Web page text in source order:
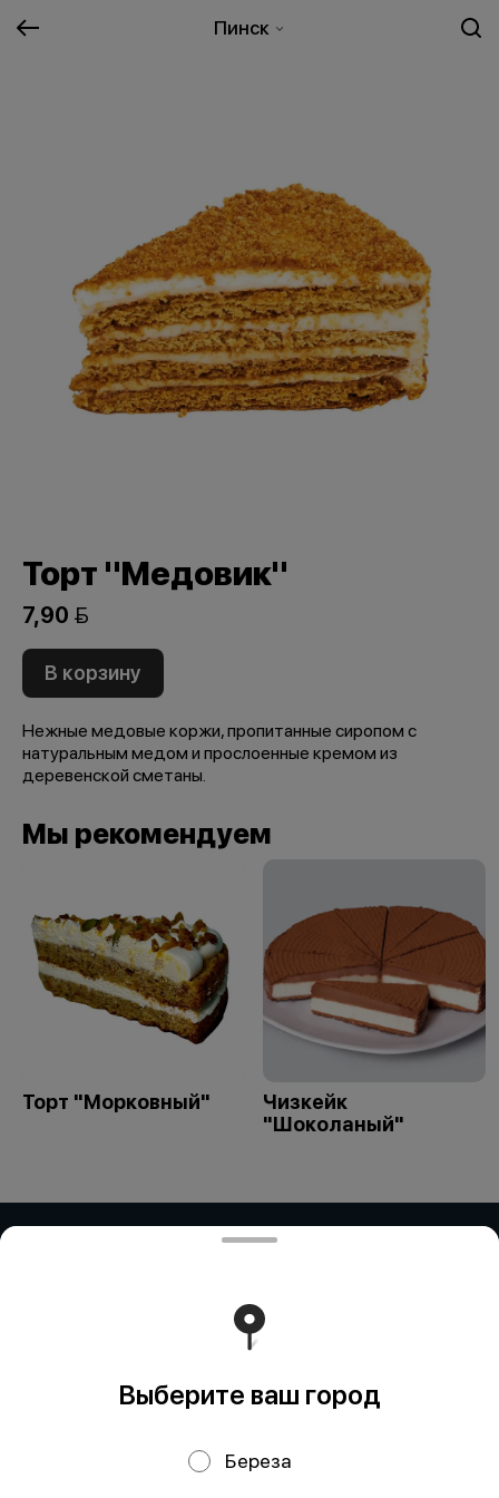
Пинск
Торт "Медовик"
7,90 
В корзину
Нежные медовые коржи, пропитанные сиропом с
натуральным медом и прослоенные кремом из
деревенской сметаны.
Мы рекомендуем
Торт "Морковный"
Чизкейк
"Шоколаный"
ЧАСТНОЕ ПРЕДПРИЯТИЕ "ПРИМАР
БЕЛАРУСЬ, БРЕСТСКАЯ ОБЛ., Г. ПИНСК, УЛ.
РОКОССОВСКОГО, ДОМ 23Д/2, 225715 УНП: 291838328
"Карт-счет: BY59ALFA30122E81510010270000 в BYN в
ЗАО 'Альфа-Банк', БИК: ALFABY2X"
Выберите ваш город
Береза